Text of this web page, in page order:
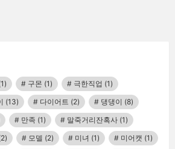
구몬 (1) 극한직업 (1)
(13) 다이어트 (2) 댕댕이 (8)
만족 (1) 말죽거리잔혹사 (1)
모델 (2) 미녀 (1) 미어캣 (1)